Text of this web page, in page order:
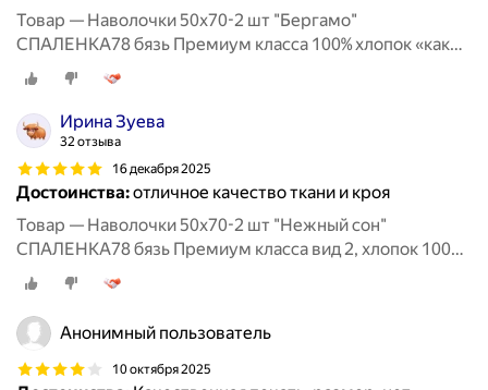
Товар — Наволочки 50х70-2 шт "Бергамо"
СПАЛЕНКА78 бязь Премиум класса 100% хлопок «как
раньше»
Ирина Зуева
32 отзыва
16 декабря 2025
Достоинства:отличное качество ткани и кроя
Товар — Наволочки 50х70-2 шт "Нежный сон"
СПАЛЕНКА78 бязь Премиум класса вид 2, хлопок 100%
«как раньше»
Анонимный пользователь
10 октября 2025